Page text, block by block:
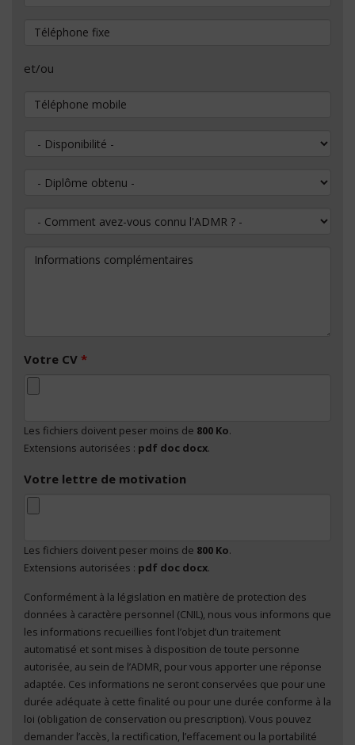
Téléphone fixe
et/ou
Téléphone mobile
Disponibilité
Diplôme obtenu
Comment avez-vous connu l'ADMR ?
Informations complémentaires
Votre CV *
Les fichiers doivent peser moins de 800 Ko.
Extensions autorisées : pdf doc docx.
Votre lettre de motivation
Les fichiers doivent peser moins de 800 Ko.
Extensions autorisées : pdf doc docx.
En cliquant sur "Envoyer", je consens au traitement
de mes données à caractère personnel *
Conformément à la législation en matière de protection des
données à caractère personnel (CNIL), nous vous informons que
les informations recueillies font l’objet d’un traitement
automatisé et sont mises à disposition de toute personne
autorisée, au sein de l’ADMR, pour vous apporter une réponse
adaptée. Ces informations ne seront conservées que pour une
durée adéquate à cette finalité ou pour une durée conforme à la
loi (obligation de conservation ou prescription). Vous pouvez
demander l’accès, la rectification, l’effacement ou la portabilité